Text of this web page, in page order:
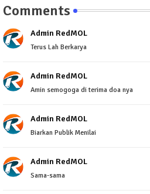
Comments
Admin RedMOL
Terus Lah Berkarya
Admin RedMOL
Amin semogoga di terima doa nya
Admin RedMOL
Biarkan Publik Menilai
Admin RedMOL
Sama-sama